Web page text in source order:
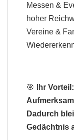
Messen &
hoher
Vereine &
🎯
Ihr
Dadurch
Gedächtnis